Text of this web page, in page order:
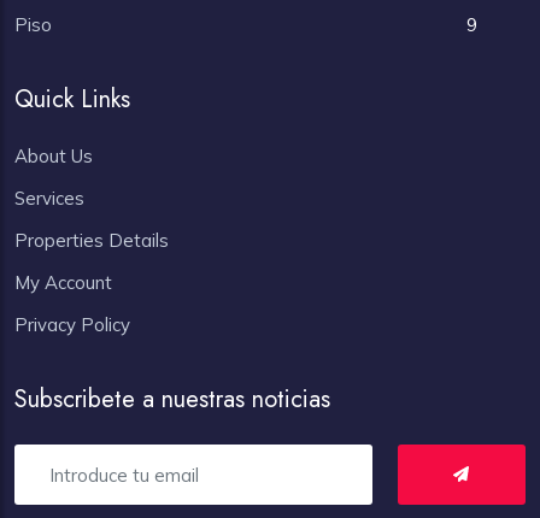
Piso
9
Quick Links
About Us
Services
Properties Details
My Account
Privacy Policy
Subscribete a nuestras noticias